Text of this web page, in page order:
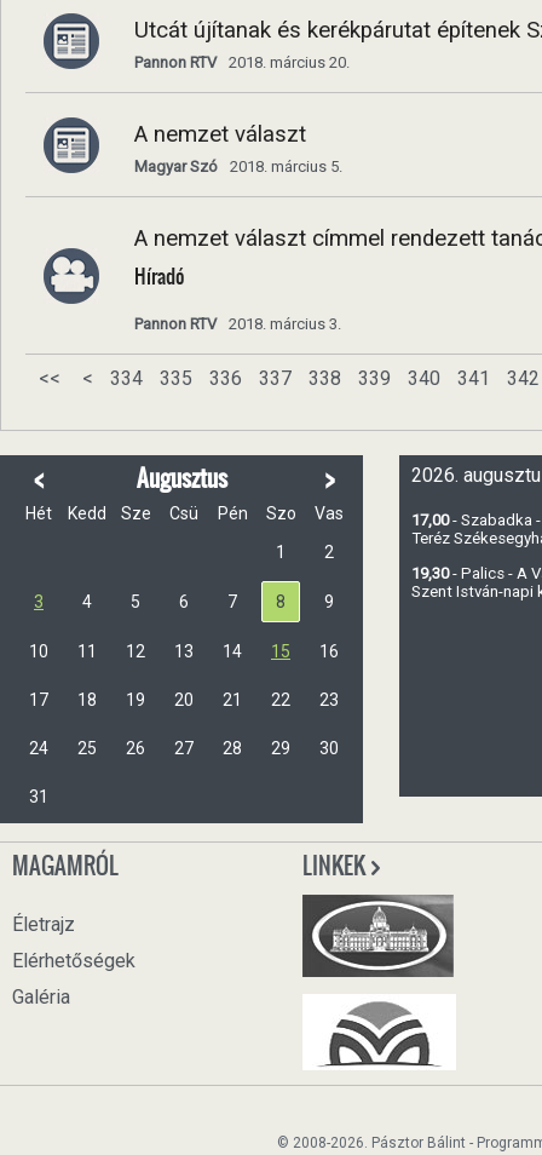
Utcát újítanak és kerékpárutat építenek
Pannon RTV 2018. március 20.
A nemzet választ
Magyar Szó 2018. március 5.
A nemzet választ címmel rendezett
Híradó
Pannon RTV 2018. március 3.
<< < 334 335 336 337 338 339 340 341 342
< Augusztus >
Hét Kedd Sze Csü Pén Szo
Vas
1
2
3 4 5 6 7 8 9
10 11 12 13 14 15 16
17 18 19 20 21 22 23
24 25 26 27 28 29 30
31
2026.
17,00- Szabadka
Teréz
19,30- Palics - A
Szent István-napi
MAGAMRÓL
Életrajz
Elérhetőségek
Galéria
LINKEK
© 2008-2026. Pásztor Bálint -